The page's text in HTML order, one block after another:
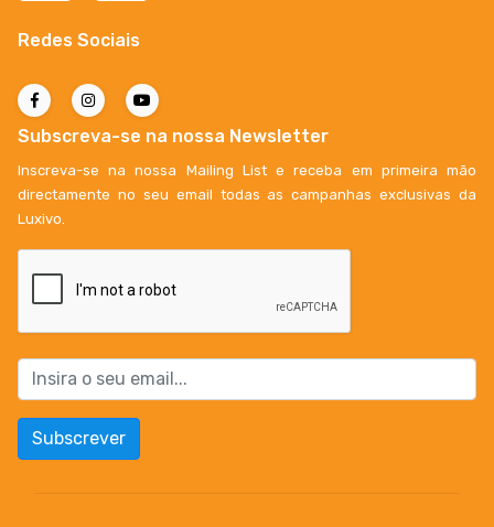
Redes Sociais
Subscreva-se na nossa Newsletter
Inscreva-se na nossa Mailing List e receba em primeira mão
directamente no seu email todas as campanhas exclusivas da
Luxivo.
Subscrever